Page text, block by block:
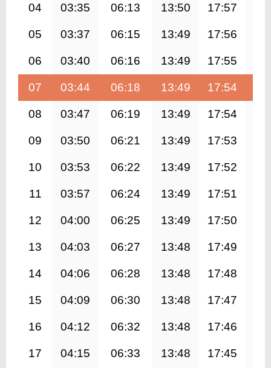
04 03:35 06:13 13:50 17:57
05 03:37 06:15 13:49 17:56
06 03:40 06:16 13:49 17:55
07 03:44 06:18 13:49 17:54
08 03:47 06:19 13:49 17:54
09 03:50 06:21 13:49 17:53
10 03:53 06:22 13:49 17:52
11 03:57 06:24 13:49 17:51
12 04:00 06:25 13:49 17:50
13 04:03 06:27 13:48 17:49
14 04:06 06:28 13:48 17:48
15 04:09 06:30 13:48 17:47
16 04:12 06:32 13:48 17:46
17 04:15 06:33 13:48 17:45